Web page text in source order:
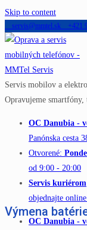
Skip to content
servis@mmtel.sk +421
Servis mobilov a
Opravujeme
OC Danubia -
Panónska cesta
Otvorené:
od 9:00 - 20:00
Servis kuriérom
objednajte
OC Danubia -
Výmena